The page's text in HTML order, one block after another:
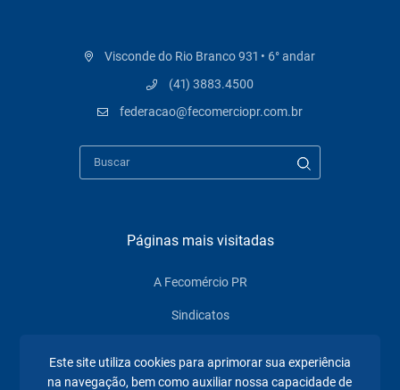
Visconde do Rio Branco 931 • 6° andar
(41) 3883.4500
federacao@fecomerciopr.com.br
Páginas mais visitadas
A Fecomércio PR
Sindicatos
Atuação
Este site utiliza cookies para aprimorar sua experiência
na navegação, bem como auxiliar nossa capacidade de